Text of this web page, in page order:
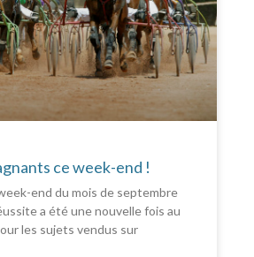
ce week-end !
end du mois de septembre
a été une nouvelle fois au
les sujets vendus sur